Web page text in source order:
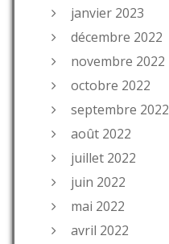
janvier 2023
décembre 2022
novembre 2022
octobre 2022
septembre 2022
août 2022
juillet 2022
juin 2022
mai 2022
avril 2022